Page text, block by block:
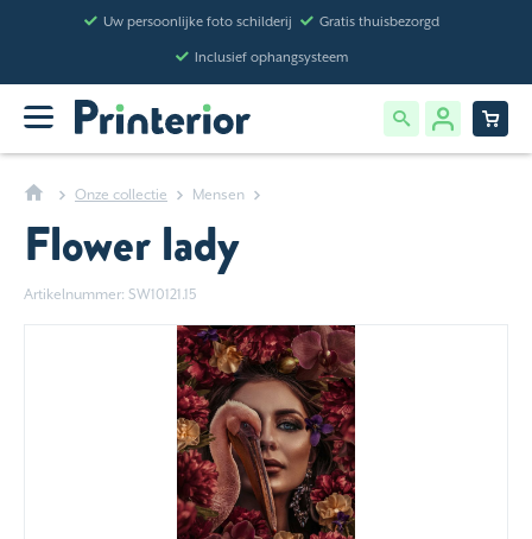
Uw persoonlijke foto schilderij Gratis thuisbezorgd
Inclusief ophangsysteem
Onze collectie Mensen
Flower lady
Artikelnummer: SW10121.15